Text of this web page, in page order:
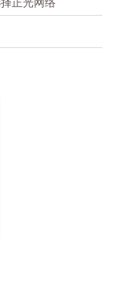
正光网络